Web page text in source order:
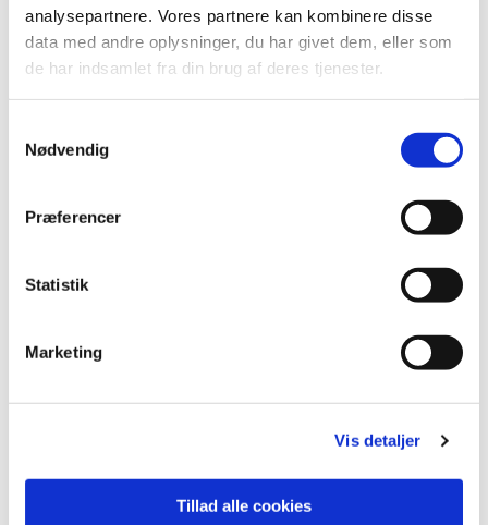
analysepartnere. Vores partnere kan kombinere disse
data med andre oplysninger, du har givet dem, eller som
de har indsamlet fra din brug af deres tjenester.
Nødvendig
Præferencer
Statistik
Marketing
Vis detaljer
Tillad alle cookies
Du vil måske også kunne lide...